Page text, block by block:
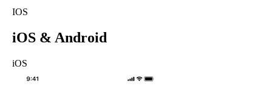
IOS
iOS & Android
iOS